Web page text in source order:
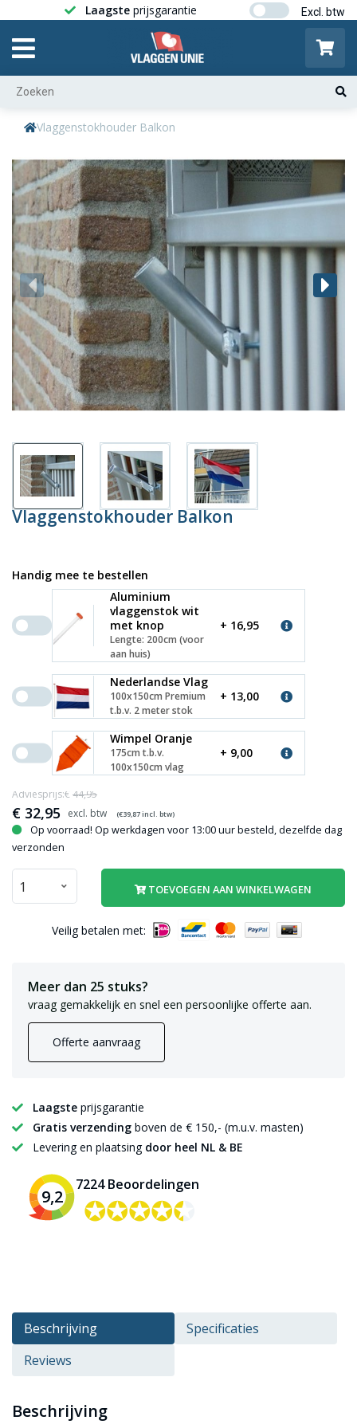
Laagste prijsgarantie Gratis
Vlaggenstokhouder Balkon
Vlaggenstokhouder Balkon
Handig mee te bestellen
Aluminium
vlaggenstok wit
met knop
Lengte: 200cm (voor
aan huis)
+ 16,95
Nederlandse Vlag
100x150cm Premium
t.b.v. 2 meter stok
+ 13,00
Wimpel Oranje
175cm t.b.v.
100x150cm vlag
+ 9,00
€ 32,95 (€39,87incl. btw)
Adviesprijs:€ 44,95
Op voorraad! Op werkdagen voor 13:00 uur besteld, dezelfde dag
verzonden
TOEVOEGEN AAN WINKELWAGEN
Veilig betalen met:
Meer dan 25 stuks?
vraag gemakkelijk en snel een persoonlijke offerte aan.
Offerte aanvraag
Laagste prijsgarantie
Gratis verzending boven de € 150,- (m.u.v. masten)
Levering en plaatsing door heel NL & BE
9,2
7224 Beoordelingen
✪✪✪✪✪
✪✪✪✪✪
Beschrijving
Specificaties
Reviews
Beschrijving